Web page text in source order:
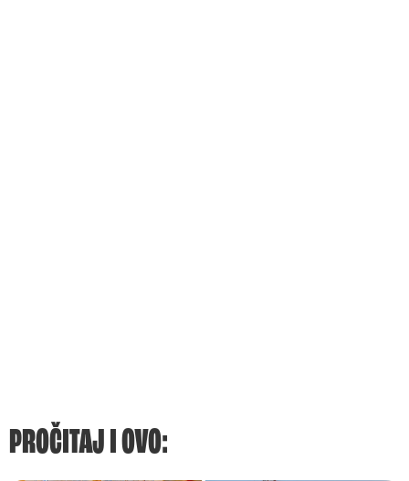
PROČITAJ I OVO: